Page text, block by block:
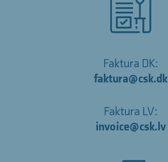
Faktura DK:
faktura@csk.dk
Faktura LV:
invoice@csk.lv